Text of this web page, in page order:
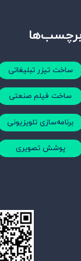
ساخت فیلم صنعتی
ساخت تیزر تبلیغاتی
پوشش تصویری
برنامه‌سازی تلویزیونی